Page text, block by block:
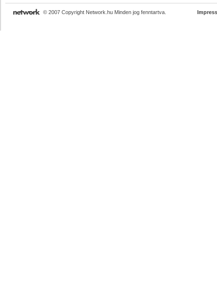
© 2007 Copyright Network.hu Minden jog fenntartva.